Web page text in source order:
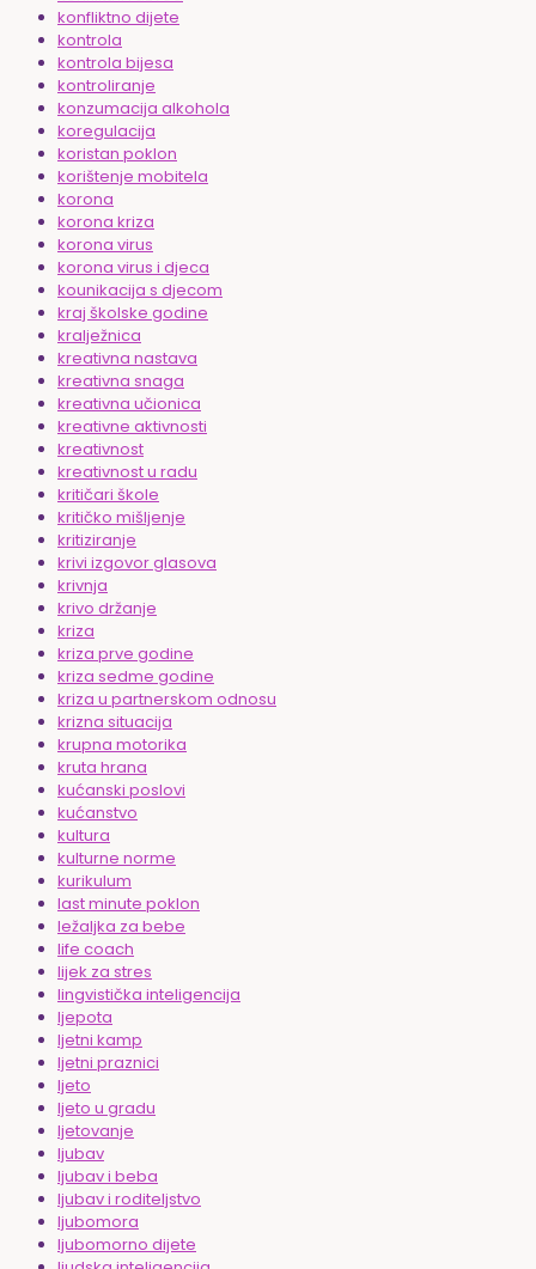
konfliktno dijete
kontrola
kontrola bijesa
kontroliranje
konzumacija alkohola
koregulacija
koristan poklon
korištenje mobitela
korona
korona kriza
korona virus
korona virus i djeca
kounikacija s djecom
kraj školske godine
kralježnica
kreativna nastava
kreativna snaga
kreativna učionica
kreativne aktivnosti
kreativnost
kreativnost u radu
kritičari škole
kritičko mišljenje
kritiziranje
krivi izgovor glasova
krivnja
krivo držanje
kriza
kriza prve godine
kriza sedme godine
kriza u partnerskom odnosu
krizna situacija
krupna motorika
kruta hrana
kućanski poslovi
kućanstvo
kultura
kulturne norme
kurikulum
last minute poklon
ležaljka za bebe
life coach
lijek za stres
lingvistička inteligencija
ljepota
ljetni kamp
ljetni praznici
ljeto
ljeto u gradu
ljetovanje
ljubav
ljubav i beba
ljubav i roditeljstvo
ljubomora
ljubomorno dijete